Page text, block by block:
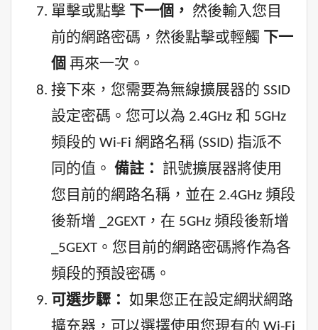
單擊或點擊
下一個，
然後輸入您目
前的網路密碼，然後點擊或輕觸
下一
個 再來一次。
接下來，您需要為無線擴展器的 SSID
設定密碼。您可以為 2.4GHz 和 5GHz
頻段的 Wi-Fi 網路名稱 (SSID) 指派不
同的值。 備註：
訊號擴展器將使用
您目前的網路名稱，並在 2.4GHz 頻段
後新增 _2GEXT，在 5GHz 頻段後新增
_5GEXT。您目前的網路密碼將作為各
頻段的預設密碼。
可選步驟： 如果您正在設定網狀網路
擴充器，可以選擇使用您現有的 Wi-Fi